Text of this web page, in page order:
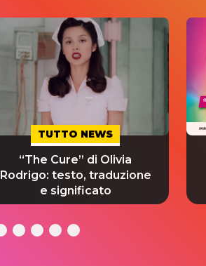
TUTTO NEWS
“The Cure” di Olivia
Rodrigo: testo, traduzione
e significato